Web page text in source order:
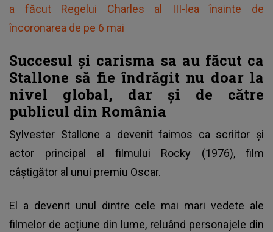
a făcut Regelui Charles al III-lea înainte de
încoronarea de pe 6 mai
Succesul și carisma sa au făcut ca
Stallone să fie îndrăgit nu doar la
nivel global, dar și de către
publicul din România
Sylvester Stallone a devenit faimos ca scriitor și
actor principal al filmului Rocky (1976), film
câștigător al unui premiu Oscar.
El a devenit unul dintre cele mai mari vedete ale
filmelor de acțiune din lume, reluând personajele din